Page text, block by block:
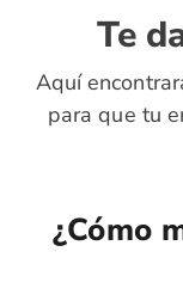
Te
Aquí
para que tu
¿Cómo